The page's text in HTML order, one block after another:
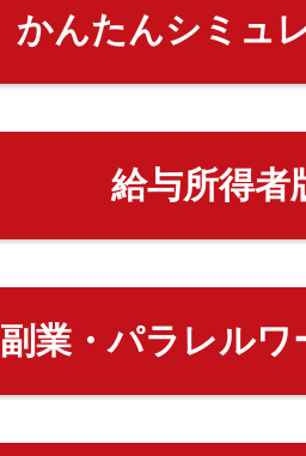
かんたんシミュ
給与所得者
副業・パラレルワ